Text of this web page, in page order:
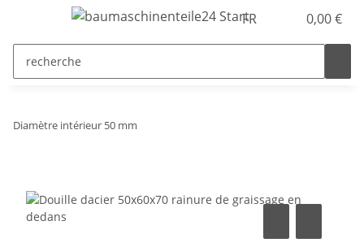
FR 0,00 €
Diamètre intérieur 50 mm